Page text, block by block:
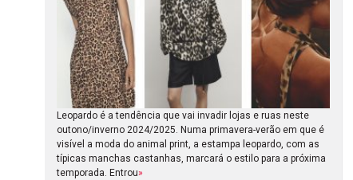
Leopardo é a tendência que vai invadir lojas e ruas neste
outono/inverno 2024/2025. Numa primavera-verão em que é
visível a moda do animal print, a estampa leopardo, com as
típicas manchas castanhas, marcará o estilo para a próxima
temporada. Entrou»